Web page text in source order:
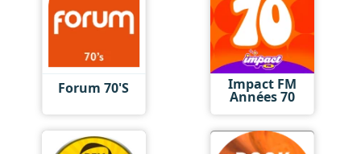
Forum 70'S Impact FM
Années 70